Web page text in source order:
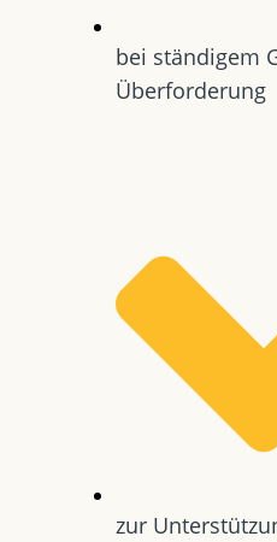
bei ständigem
Überforderung
zur